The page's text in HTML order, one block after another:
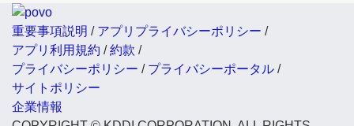
重要事項説明 / アプリプライバシーポリシー /
アプリ利用規約 /約款 /
プライバシーポリシー / プライバシーポータル /
サイトポリシー
企業情報